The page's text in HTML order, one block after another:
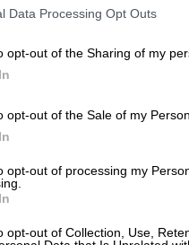
Data Processing Opt Outs
opt-out of the Sharing of my
opt-out of the Sale of my
opt-out of processing my
opt-out of Collection, Use,
50
πως η
πως στο
σε μια μάλιστα
διεθνή σκηνή.
πρόσωπα όπως ο
σε ένα
Ουσιαστικά σε